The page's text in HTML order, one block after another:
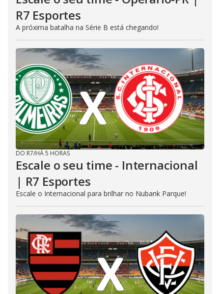
R7 Esportes
A próxima batalha na Série B está chegando!
DO R7/HÁ 5 HORAS
Escale o seu time - Internacional
| R7 Esportes
Escale o Internacional para brilhar no Nubank Parque!